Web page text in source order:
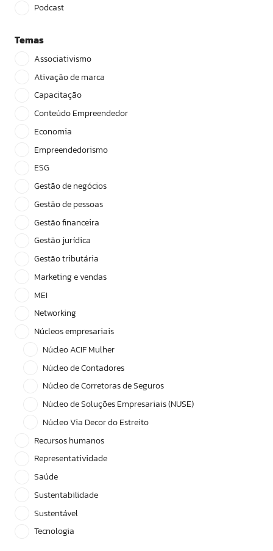
Podcast
Temas
Associativismo
Ativação de marca
Capacitação
Conteúdo Empreendedor
Economia
Empreendedorismo
ESG
Gestão de negócios
Gestão de pessoas
Gestão financeira
Gestão jurídica
Gestão tributária
Marketing e vendas
MEI
Networking
Núcleos empresariais
Núcleo ACIF Mulher
Núcleo de Contadores
Núcleo de Corretoras de Seguros
Núcleo de Soluções Empresariais (NUSE)
Núcleo Via Decor do Estreito
Recursos humanos
Representatividade
Saúde
Sustentabilidade
Sustentável
Tecnologia